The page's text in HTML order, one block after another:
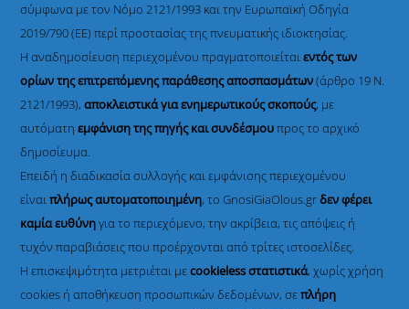
σύμφωνα με τον Νόμο 2121/1993 και την Ευρωπαϊκή Οδηγία
2019/790 (ΕΕ) περί προστασίας της πνευματικής ιδιοκτησίας.
Η αναδημοσίευση περιεχομένου πραγματοποιείταιεντός των
ορίων της επιτρεπόμενης παράθεσης αποσπασμάτων(άρθρο 19 Ν.
2121/1993), αποκλειστικά για ενημερωτικούς σκοπούς, με
αυτόματηεμφάνιση της πηγής και συνδέσμουπρος το αρχικό
δημοσίευμα.
Επειδή η διαδικασία συλλογής και εμφάνισης περιεχομένου
είναιπλήρως αυτοματοποιημένη, το GnosiGiaOlous.grδεν φέρει
καμία ευθύνηγια το περιεχόμενο, την ακρίβεια, τις απόψεις ή
τυχόν παραβιάσεις που προέρχονται από τρίτες ιστοσελίδες.
Η επισκεψιμότητα μετριέται μεcookieless στατιστικά, χωρίς χρήση
cookies ή αποθήκευση προσωπικών δεδομένων, σεπλήρη